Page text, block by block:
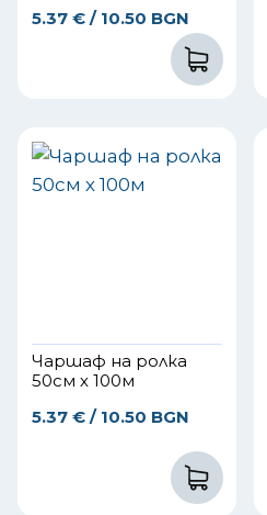
5.37 € / 10.50 BGN
Чаршаф на ролка
50см х 100м
5.37 € / 10.50 BGN